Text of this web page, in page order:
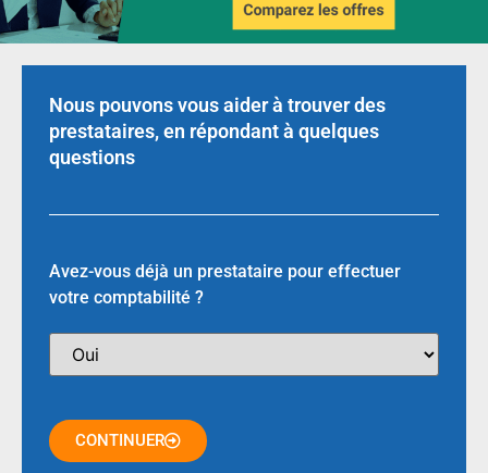
Nous pouvons vous aider à trouver des
prestataires, en répondant à quelques
questions
Avez-vous déjà un prestataire pour effectuer
votre comptabilité ?
CONTINUER